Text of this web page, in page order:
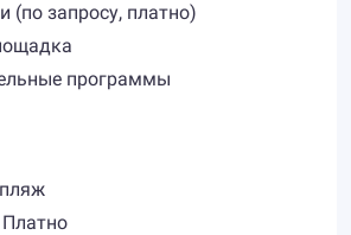
(по запросу, платно)
программы